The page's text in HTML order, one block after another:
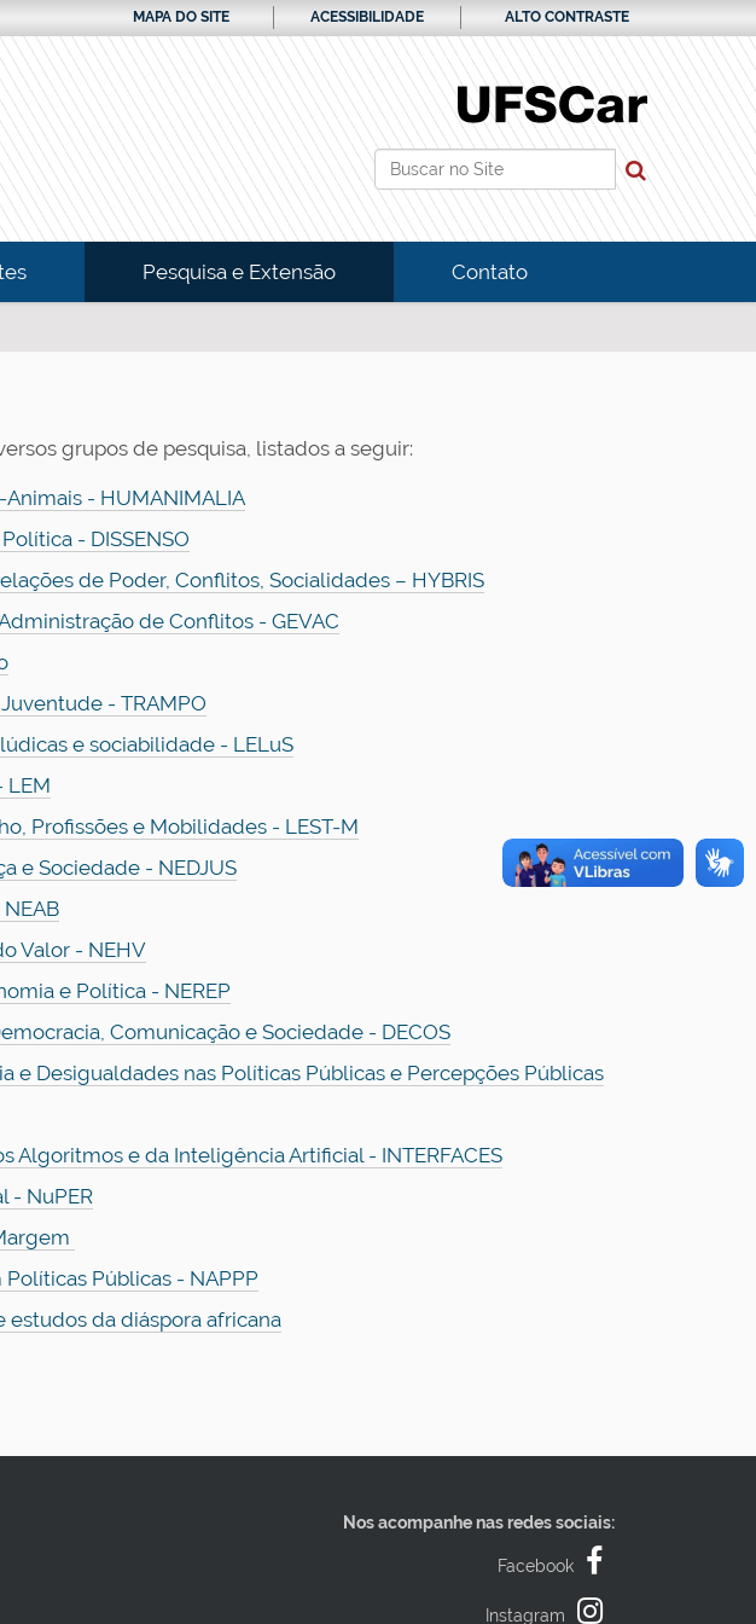
Busca
Busca Avançada…
MAPA DO SITE ACESSIBILIDADE ALTO CONTRASTE
Pesquisa e Extensão Contato
grupos de pesquisa, listados a seguir:
- HUMANIMALIA
- DISSENSO
de Poder, Conflitos, Socialidades – HYBRIS
de Conflitos - GEVAC
- TRAMPO
e sociabilidade - LELuS
LEM
Profissões e Mobilidades - LEST-M
e Sociedade - NEDJUS
Valor - NEHV
e Política - NEREP
Comunicação e Sociedade - DECOS
e Desigualdades nas Políticas Públicas e Percepções Públicas
Algoritmos e da Inteligência Artificial - INTERFACES
- NuPER
Públicas - NAPPP
estudos da diáspora africana
Nos acompanhe nas redes sociais:
Facebook
Instagram